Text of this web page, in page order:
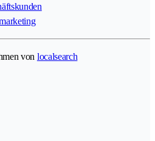
von localsearch